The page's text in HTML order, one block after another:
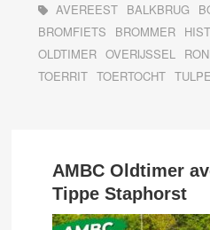
AVEREEST BALKBRUG
BROMFIETS
BROMMER
OLDTIMER OVERIJSSEL
TOERRIT TOERTOCHT
AMBC Oldtimer
Tippe Staphorst